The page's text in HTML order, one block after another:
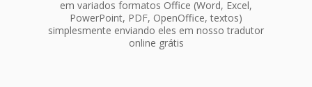
em variados formatos Office (Word, Excel,
PowerPoint, PDF, OpenOffice, textos)
simplesmente enviando eles em nosso tradutor
online grátis